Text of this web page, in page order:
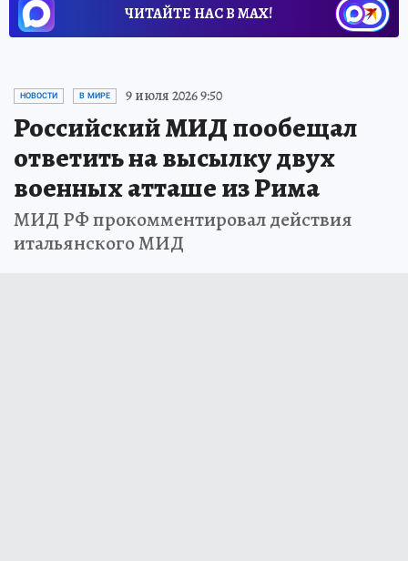
ЧИТАЙТЕ НАС В МАХ!
НОВОСТИ В МИРЕ 9 июля 2026 9:50
Российский МИД пообещал
ответить на высылку двух
военных атташе из Рима
МИД РФ прокомментировал действия
итальянского МИД